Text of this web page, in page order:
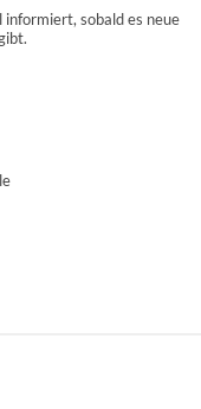
informiert, sobald es neue